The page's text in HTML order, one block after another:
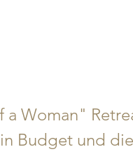
a Woman"
Budget und